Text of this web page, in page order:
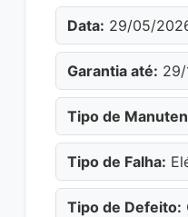
Data: 29/05/
Garantia até: 29/
Tipo de
Tipo de Falha:
Tipo de Defeito: